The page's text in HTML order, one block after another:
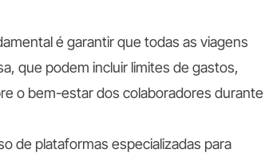
é garantir que todas as viagens
que podem incluir limites de gastos,
o bem-estar dos colaboradores durante
de plataformas especializadas para